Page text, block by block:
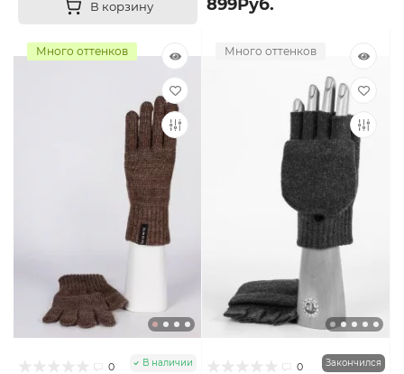
В корзину 899Руб.
Много оттенков
0 В наличии
Много оттенков
0 Закончился